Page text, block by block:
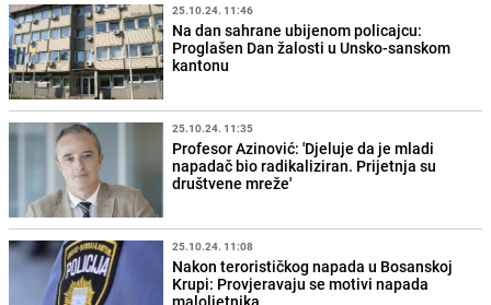
25.10.24. 11:46
Na dan sahrane ubijenom policajcu:
Proglašen Dan žalosti u Unsko-sanskom
kantonu
25.10.24. 11:35
Profesor Azinović: 'Djeluje da je mladi
napadač bio radikaliziran. Prijetnja su
društvene mreže'
25.10.24. 11:08
Nakon terorističkog napada u Bosanskoj
Krupi: Provjeravaju se motivi napada